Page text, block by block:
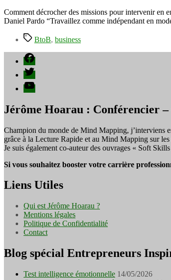
Comment décrocher des missions pour intervenir en
Daniel Pardo “Travaillez comme indépendant en
Étiquettes
BtoB, business
Facebook
Twitter
YouTube
Jérôme Hoarau : Conférencier
Champion du monde de Mind Mapping, j’interviens
grâce à la Lecture Rapide et au Mind Mapping sur les
Je suis également co-auteur des ouvrages « Soft
Si vous souhaitez booster votre carrière
Liens Utiles
Qui est Jérôme Hoarau ?
Mentions légales
Politique de Confidentialité
Contact
Blog spécial Entrepreneurs
Test intelligence émotionnelle 14/05/2026